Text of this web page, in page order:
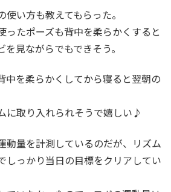
い方も教えてもらった。
ったポーズも背中を柔らかくすると
見ながらでもできそう。
中を柔らかくしてから寝ると翌朝の
に取り入れられそうで嬉しい♪
動量を計測しているのだが、リズム
しっかり当日の目標をクリアしてい